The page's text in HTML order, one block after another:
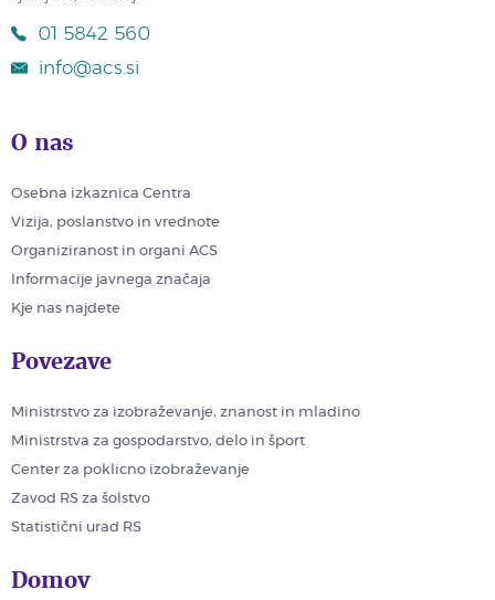
01 5842 560
info@acs.si
O nas
Osebna izkaznica Centra
Vizija, poslanstvo in vrednote
Organiziranost in organi ACS
Informacije javnega značaja
Kje nas najdete
Povezave
Ministrstvo za izobraževanje, znanost in mladino
Ministrstva za gospodarstvo, delo in šport
Center za poklicno izobraževanje
Zavod RS za šolstvo
Statistični urad RS
Domov